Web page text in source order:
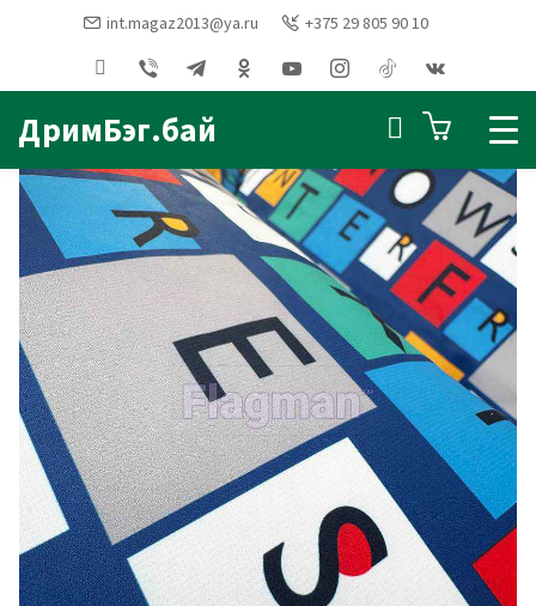
int.magaz2013@ya.ru +375 29 805 90 10
ДримБэг.бай
Главная ТКАНИ Ткань Буквы (синий)